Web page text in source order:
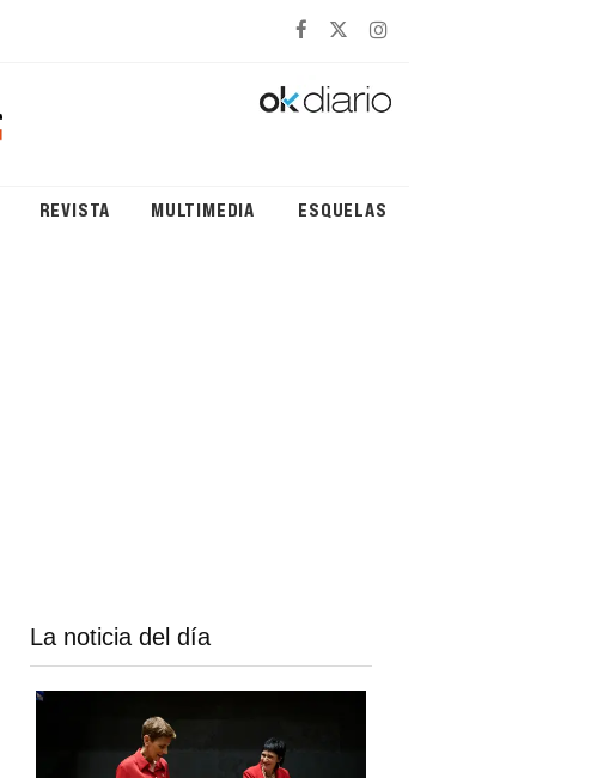
REVISTA MULTIMEDIA ESQUELAS
La noticia del día